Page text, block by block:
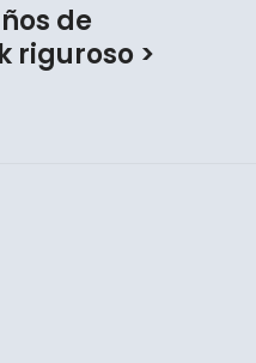
de
riguroso >